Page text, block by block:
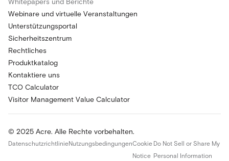
Whitepapers und Berichte
Webinare und virtuelle Veranstaltungen
Unterstützungsportal
Sicherheitszentrum
Rechtliches
Produktkatalog
Kontaktiere uns
TCO Calculator
Visitor Management Value Calculator
© 2025 Acre. Alle Rechte vorbehalten.
DatenschutzrichtlinieNutzungsbedingungenCookie
Notice
Do Not Sell or Share My
Personal Information